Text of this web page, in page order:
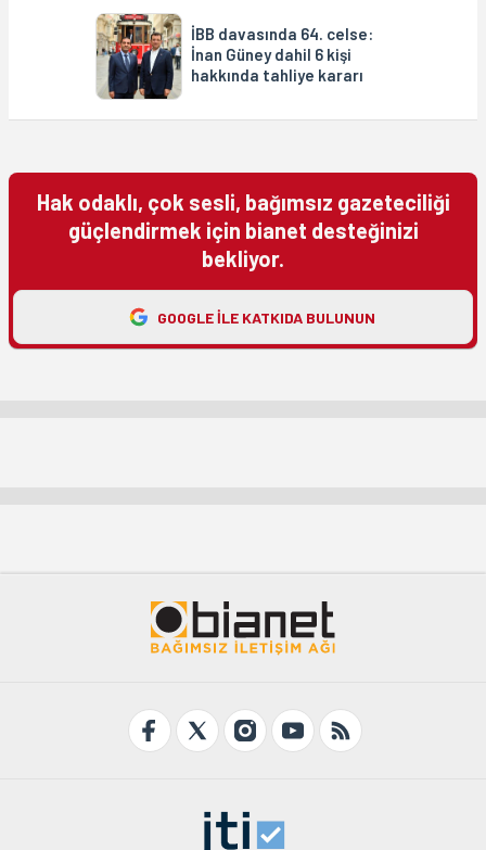
İBB davasında 64. celse:
İnan Güney dahil 6 kişi
hakkında tahliye kararı
Hak odaklı, çok sesli, bağımsız gazeteciliği
güçlendirmek için bianet desteğinizi
bekliyor.
GOOGLE ILE KATKIDA BULUNUN